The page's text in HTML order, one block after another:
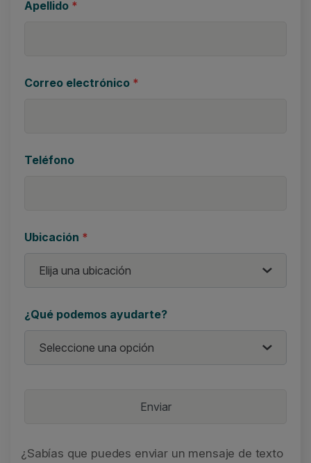
Apellido *
Correo electrónico *
Teléfono
Ubicación *
¿Qué podemos ayudarte?
¿Sabías que puedes enviar un mensaje de texto